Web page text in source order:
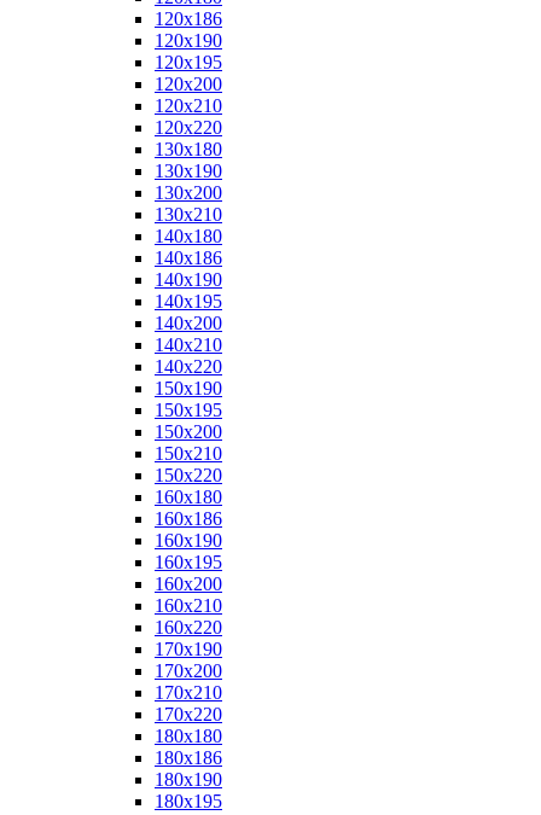
120x186
120x190
120x195
120x200
120x210
120x220
130x180
130x190
130x200
130x210
140x180
140x186
140x190
140x195
140x200
140x210
140x220
150x190
150x195
150x200
150x210
150x220
160x180
160x186
160x190
160x195
160x200
160x210
160x220
170x190
170x200
170x210
170x220
180x180
180x186
180x190
180x195